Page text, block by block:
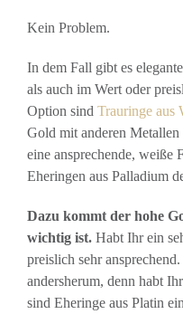
Kein Problem.
In dem Fall gibt es
als auch im Wert oder
Option sind Trauringe aus
Gold mit anderen
eine ansprechende, weiße
Eheringen aus Palladium
Dazu kommt der hohe
wichtig ist. Habt Ihr ein
preislich sehr
andersherum, denn habt
sind Eheringe aus Platin